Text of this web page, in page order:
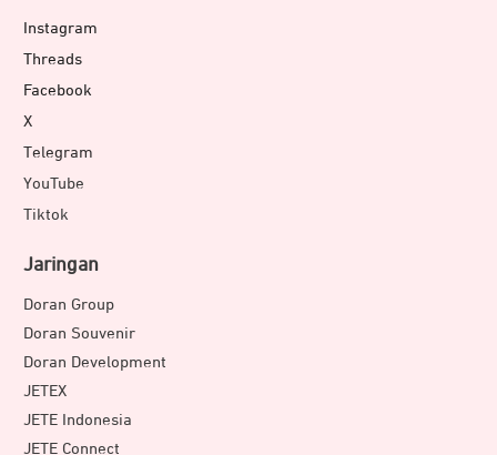
Instagram
Threads
Facebook
X
Telegram
YouTube
Tiktok
Jaringan
Doran Group
Doran Souvenir
Doran Development
JETEX
JETE Indonesia
JETE Connect